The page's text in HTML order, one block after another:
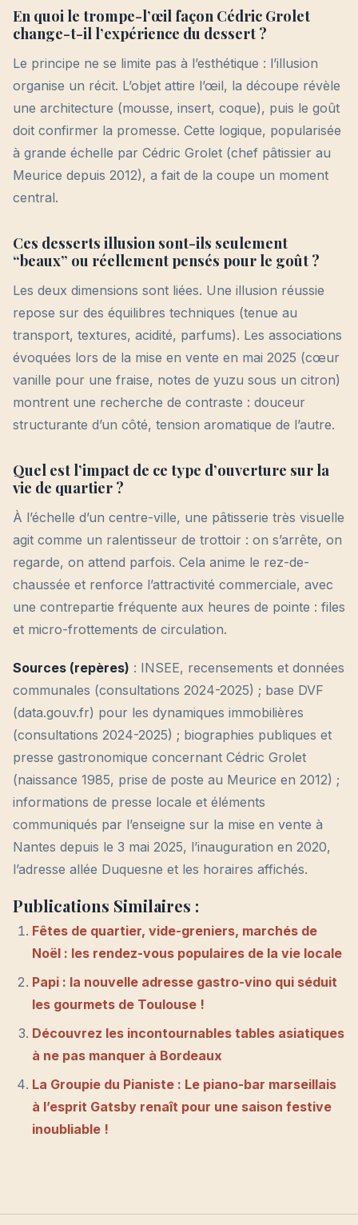
En quoi le trompe-l’œil façon Cédric Grolet
change-t-il l’expérience du dessert ?
Le principe ne se limite pas à l’esthétique : l’illusion
organise un récit. L’objet attire l’œil, la découpe révèle
une architecture (mousse, insert, coque), puis le goût
doit confirmer la promesse. Cette logique, popularisée
à grande échelle par Cédric Grolet (chef pâtissier au
Meurice depuis 2012), a fait de la coupe un moment
central.
Ces desserts illusion sont-ils seulement
“beaux” ou réellement pensés pour le goût ?
Les deux dimensions sont liées. Une illusion réussie
repose sur des équilibres techniques (tenue au
transport, textures, acidité, parfums). Les associations
évoquées lors de la mise en vente en mai 2025 (cœur
vanille pour une fraise, notes de yuzu sous un citron)
montrent une recherche de contraste : douceur
structurante d’un côté, tension aromatique de l’autre.
Quel est l’impact de ce type d’ouverture sur la
vie de quartier ?
À l’échelle d’un centre-ville, une pâtisserie très visuelle
agit comme un ralentisseur de trottoir : on s’arrête, on
regarde, on attend parfois. Cela anime le rez-de-
chaussée et renforce l’attractivité commerciale, avec
une contrepartie fréquente aux heures de pointe : files
et micro-frottements de circulation.
Sources (repères) : INSEE, recensements et données
communales (consultations 2024-2025) ; base DVF
(data.gouv.fr) pour les dynamiques immobilières
(consultations 2024-2025) ; biographies publiques et
presse gastronomique concernant Cédric Grolet
(naissance 1985, prise de poste au Meurice en 2012) ;
informations de presse locale et éléments
communiqués par l’enseigne sur la mise en vente à
Nantes depuis le 3 mai 2025, l’inauguration en 2020,
l’adresse allée Duquesne et les horaires affichés.
Publications Similaires :
Fêtes de quartier, vide-greniers, marchés de
Noël : les rendez-vous populaires de la vie locale
Papi : la nouvelle adresse gastro-vino qui séduit
les gourmets de Toulouse !
Découvrez les incontournables tables asiatiques
à ne pas manquer à Bordeaux
La Groupie du Pianiste : Le piano-bar marseillais
à l’esprit Gatsby renaît pour une saison festive
inoubliable !